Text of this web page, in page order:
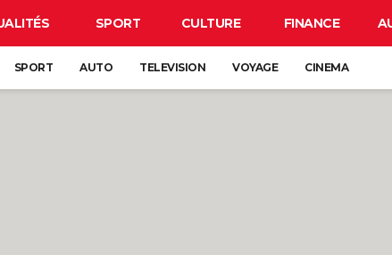
SPORT CULTURE FINANCE
SPORT AUTO TELEVISION VOYAGE CINEMA